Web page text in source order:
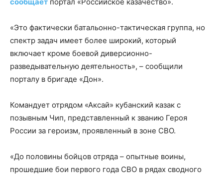
«Это фактически батальонно-тактическая группа, но
спектр задач имеет более широкий, который
включает кроме боевой диверсионно-
разведывательную деятельность», – сообщили
порталу в бригаде «Дон».
Командует отрядом «Аксай» кубанский казак с
позывным Чип, представленный к званию Героя
России за героизм, проявленный в зоне СВО.
«До половины бойцов отряда – опытные воины,
прошедшие бои первого года СВО в рядах сводного